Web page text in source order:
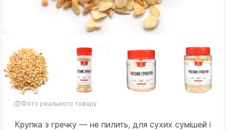
Фото реального товару
Крупка з гречку — не пилить, для сухих сумішей і